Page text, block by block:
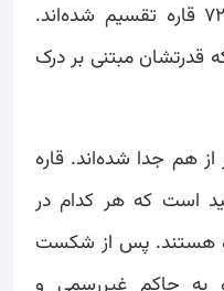
قاره زندگی می‌کنند و به ۷۲ قاره تقسیم شده‌اند.
قدرتشان مبتنی بر درک
از هم جدا شده‌اند. قاره
است که هر کدام در
هستند. پس از شکست